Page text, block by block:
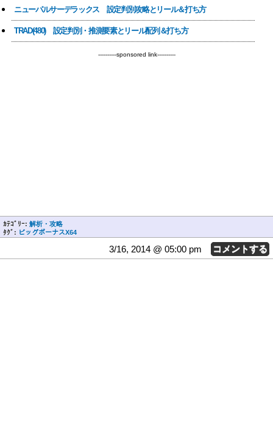
ニューパルサーデラックス 設定判別攻略とリール＆打ち方
TRAD(480) 設定判別・推測要素とリール配列＆打ち方
----------sponsored link----------
ｶﾃｺﾞﾘｰ: 解析・攻略
ﾀｸﾞ: ビッグボーナスX64
3/16, 2014 @ 05:00 pm コメントする